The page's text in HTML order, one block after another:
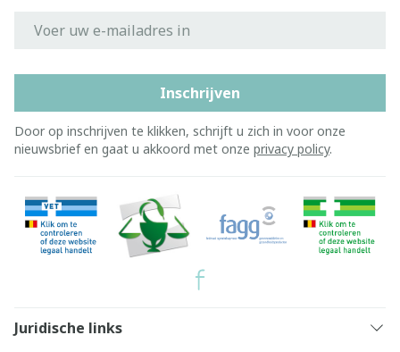
Inschrijven
Door op inschrijven te klikken, schrijft u zich in voor onze
nieuwsbrief en gaat u akkoord met onze privacy policy.
Juridische links